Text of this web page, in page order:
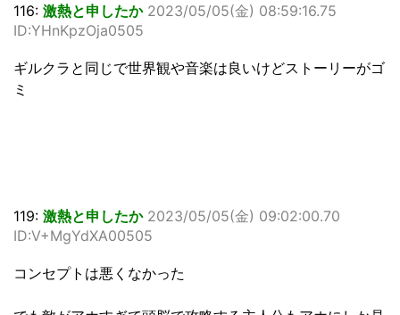
116: 激熱と申したか 2023/05/05(金) 08:59:16.75
ID:YHnKpzOja0505
ギルクラと同じで世界観や音楽は良いけどストーリーがゴ
ミ
119: 激熱と申したか 2023/05/05(金) 09:02:00.70
ID:V+MgYdXA00505
コンセプトは悪くなかった